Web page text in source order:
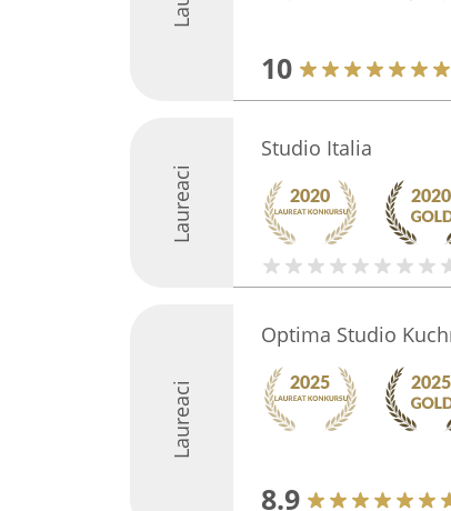
10
Laureaci
Studio Italia
Laureaci
Optima Studio
8.9